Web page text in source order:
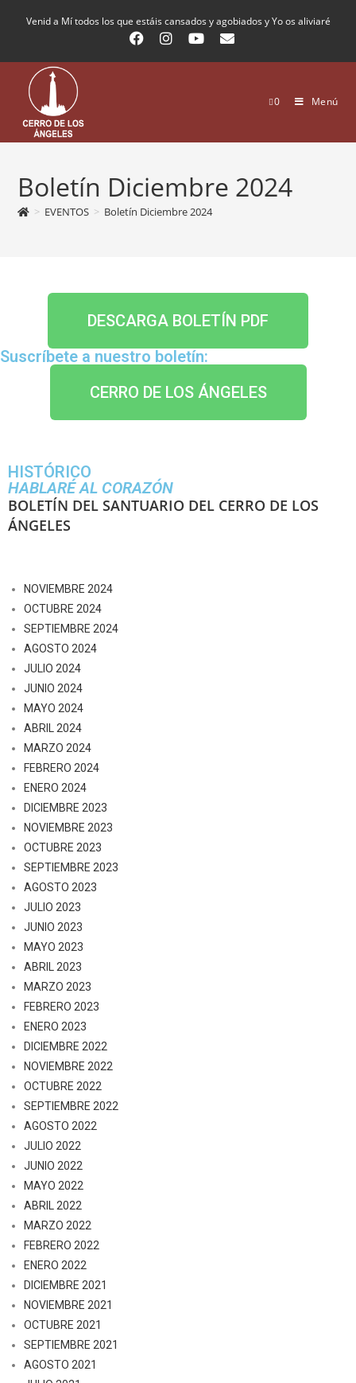
Venid a Mí todos los que estáis cansados y agobiados y Yo os aliviaré
0 Menú
Boletín Diciembre 2024
> EVENTOS > Boletín Diciembre 2024
DESCARGA BOLETÍN PDF
Suscríbete a nuestro boletín:
CERRO DE LOS ÁNGELES
HISTÓRICO
HABLARÉ AL CORAZÓN
BOLETÍN DEL SANTUARIO DEL CERRO DE LOS
ÁNGELES
NOVIEMBRE 2024
OCTUBRE 2024
SEPTIEMBRE 2024
AGOSTO 2024
JULIO 2024
JUNIO 2024
MAYO 2024
ABRIL 2024
MARZO 2024
FEBRERO 2024
ENERO 2024
DICIEMBRE 2023
NOVIEMBRE 2023
OCTUBRE 2023
SEPTIEMBRE 2023
AGOSTO 2023
JULIO 2023
JUNIO 2023
MAYO 2023
ABRIL 2023
MARZO 2023
FEBRERO 2023
ENERO 2023
DICIEMBRE 2022
NOVIEMBRE 2022
OCTUBRE 2022
SEPTIEMBRE 2022
AGOSTO 2022
JULIO 2022
JUNIO 2022
MAYO 2022
ABRIL 2022
MARZO 2022
FEBRERO 2022
ENERO 2022
DICIEMBRE 2021
NOVIEMBRE 2021
OCTUBRE 2021
SEPTIEMBRE 2021
AGOSTO 2021